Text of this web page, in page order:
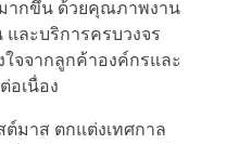
ากขึ้น ด้วยคุณภาพงาน
ละบริการครบวงจร
จจากลูกค้าองค์กรและ
อเนื่อง
มาส ตกแต่งเทศกาล